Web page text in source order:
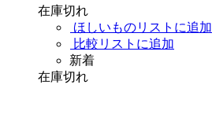
在庫切れ
ほしいものリストに追加
比較リストに追加
新着
在庫切れ